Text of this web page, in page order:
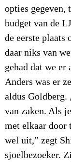
opties gegeven,
budget van de
de eerste plaats
daar niks van
gehad dat we
Anders was er
aldus Goldberg.
van zaken. Als
met elkaar door
wel uit,” zegt
sjoelbezoeker.